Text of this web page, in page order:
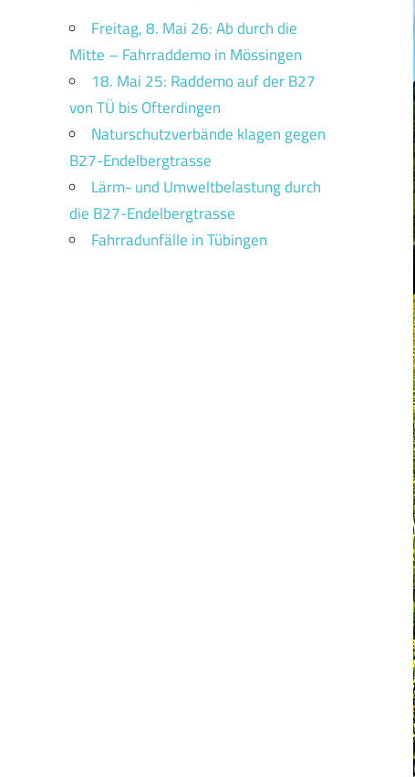
Freitag, 8. Mai 26: Ab durch die
Mitte – Fahrraddemo in Mössingen
18. Mai 25: Raddemo auf der B27
von TÜ bis Ofterdingen
Naturschutzverbände klagen gegen
B27-Endelbergtrasse
Lärm- und Umweltbelastung durch
die B27-Endelbergtrasse
Fahrradunfälle in Tübingen